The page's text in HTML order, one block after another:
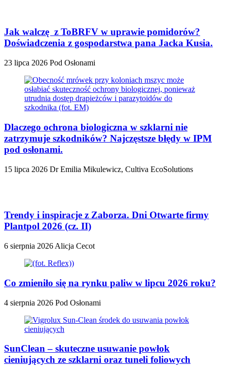
Jak walczę z ToBRFV w uprawie pomidorów?
Doświadczenia z gospodarstwa pana Jacka Kusia.
23 lipca 2026 Pod Osłonami
Dlaczego ochrona biologiczna w szklarni nie
zatrzymuje szkodników? Najczęstsze błędy w IPM
pod osłonami.
15 lipca 2026 Dr Emilia Mikulewicz, Cultiva EcoSolutions
Trendy i inspiracje z Zaborza. Dni Otwarte firmy
Plantpol 2026 (cz. II)
6 sierpnia 2026 Alicja Cecot
Co zmieniło się na rynku paliw w lipcu 2026 roku?
4 sierpnia 2026 Pod Osłonami
SunClean – skuteczne usuwanie powłok
cieniujących ze szklarni oraz tuneli foliowych